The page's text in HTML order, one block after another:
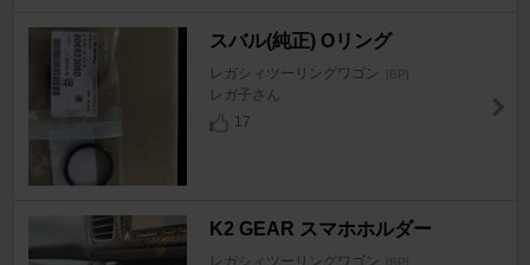
スバル(純正) Oリング
レガシィツーリングワゴン
レガ子さん
17
K2 GEAR スマホホルダー